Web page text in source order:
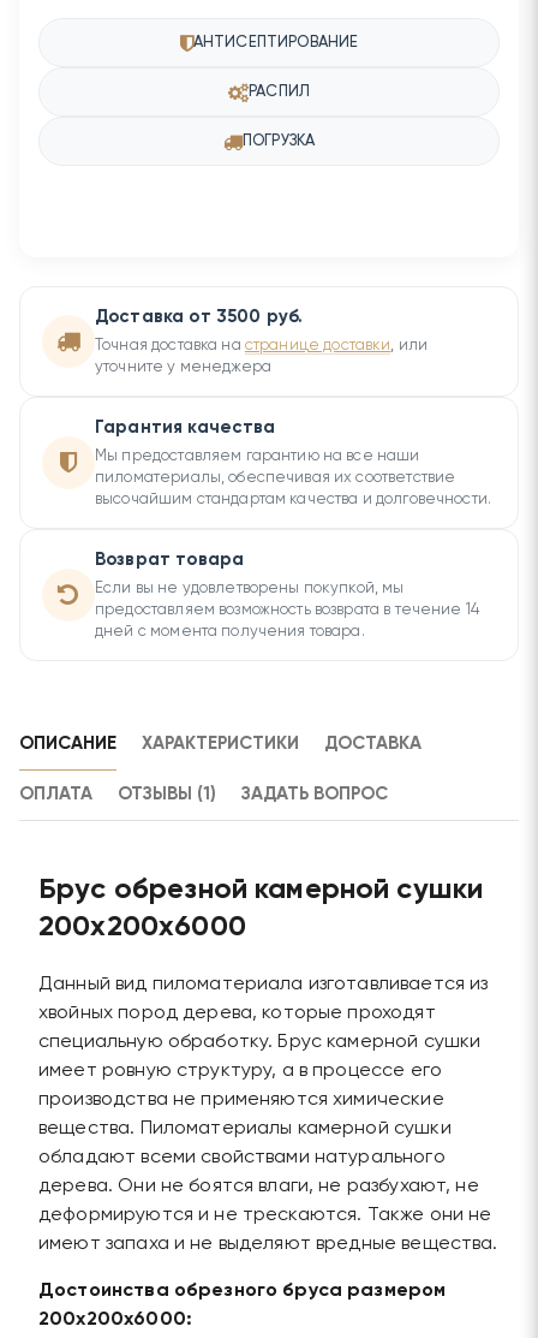
АНТИСЕПТИРОВАНИЕ
РАСПИЛ
ПОГРУЗКА
Доставка от 3500 руб.
Точная доставка на странице доставки, или
уточните у менеджера
Гарантия качества
Мы предоставляем гарантию на все наши
пиломатериалы, обеспечивая их соответствие
высочайшим стандартам качества и долговечности.
Возврат товара
Если вы не удовлетворены покупкой, мы
предоставляем возможность возврата в течение 14
дней с момента получения товара.
ОПИСАНИЕ ХАРАКТЕРИСТИКИ ДОСТАВКА
ОПЛАТА ОТЗЫВЫ (1) ЗАДАТЬ ВОПРОС
Брус обрезной камерной сушки
200х200х6000
Данный вид пиломатериала изготавливается из
хвойных пород дерева, которые проходят
специальную обработку. Брус камерной сушки
имеет ровную структуру, а в процессе его
производства не применяются химические
вещества. Пиломатериалы камерной сушки
обладают всеми свойствами натурального
дерева. Они не боятся влаги, не разбухают, не
деформируются и не трескаются. Также они не
имеют запаха и не выделяют вредные вещества.
Достоинства обрезного бруса размером
200х200х6000: